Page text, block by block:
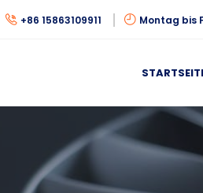
+86 15863109911 Montag bis